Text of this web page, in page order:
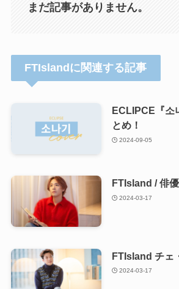
まだ記事がありません。
FTIslandに関連する記事
ECLIPCE『소
とめ！
2024-09-05
FTIsland / 俳
2024-03-17
FTIsland チェ
2024-03-17